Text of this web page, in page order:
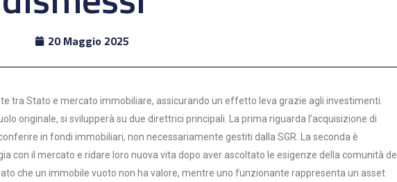
20 Maggio 2025
tra Stato e mercato immobiliare, assicurando un effetto leva grazie agli investimenti.
originale, si svilupperà su due direttrici principali. La prima riguarda l’acquisizione di
in fondi immobiliari, non necessariamente gestiti dalla SGR. La seconda è
con il mercato e ridare loro nuova vita dopo aver ascoltato le esigenze della comunità del
che un immobile vuoto non ha valore, mentre uno funzionante rappresenta un asset